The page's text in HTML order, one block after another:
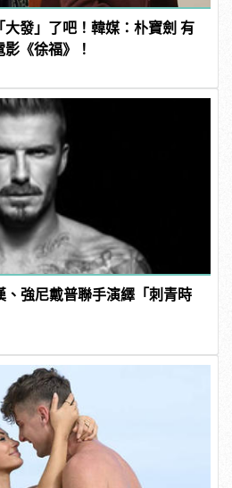
發」了吧！韓媒：朴寶劍 有
《徐福》！
、強尼戴普聯手演繹「刺青時